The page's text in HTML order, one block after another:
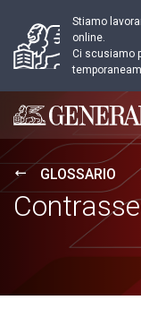
Stiamo
online.
Ci scusiamo
Generali logo
GLOSSARIO